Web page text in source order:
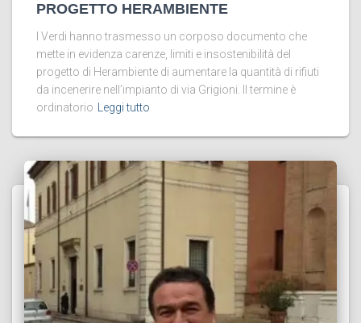
PROGETTO HERAMBIENTE
I Verdi hanno trasmesso un corposo documento che
mette in evidenza carenze, limiti e insostenibilità del
progetto di Herambiente di aumentare la quantità di rifiuti
da incenerire nell’impianto di via Grigioni. Il termine è
ordinatorio
Leggi tutto